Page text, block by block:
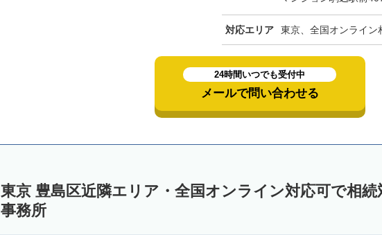
対応エリア 東京、全国オンライン
24時間いつでも受付中
メールで問い合わせる
東京 豊島区近隣エリア・全国オンライン対応可で相
事務所